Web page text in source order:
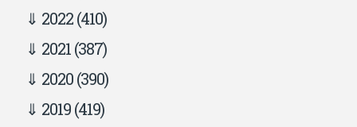
2022(410)
2021(387)
2020(390)
2019(419)